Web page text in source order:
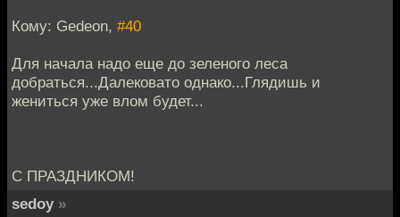
Кому: Gedeon, #40
Для начала надо еще до зеленого леса
добраться...Далековато однако...Глядишь и
жениться уже влом будет...
С ПРАЗДНИКОМ!
sedoy »